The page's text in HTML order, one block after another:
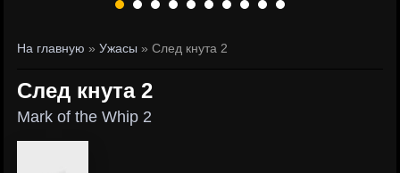
На главную »Ужасы » След кнута 2
След кнута 2
Mark of the Whip 2